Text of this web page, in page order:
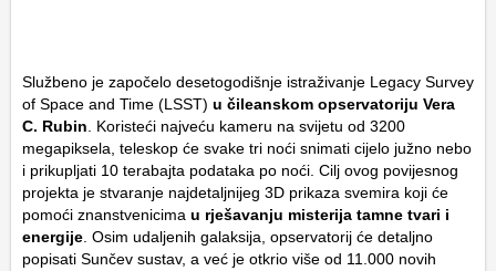
Službeno je započelo desetogodišnje istraživanje Legacy Survey
of Space and Time (LSST) u čileanskom opservatoriju Vera
C. Rubin . Koristeći najveću kameru na svijetu od 3200
megapiksela, teleskop će svake tri noći snimati cijelo južno nebo
i prikupljati 10 terabajta podataka po noći. Cilj ovog povijesnog
projekta je stvaranje najdetaljnijeg 3D prikaza svemira koji će
pomoći znanstvenicima u rješavanju misterija tamne tvari i
energije . Osim udaljenih galaksija, opservatorij će detaljno
popisati Sunčev sustav, a već je otkrio više od 11.000 novih